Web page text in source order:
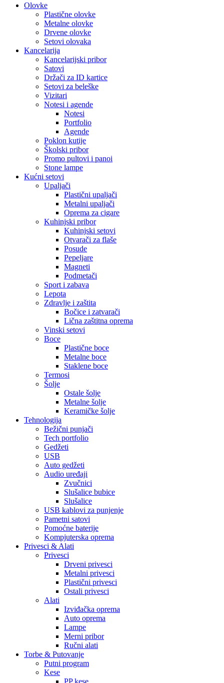
Olovke
Plastične olovke
Metalne olovke
Drvene olovke
Setovi olovaka
Kancelarija
Kancelarijski pribor
Satovi
Držači za ID kartice
Setovi za beleške
Vizitari
Notesi i agende
Notesi
Portfolio
Agende
Poklon kutije
Školski pribor
Promo pultovi i panoi
Stone lampe
Kućni setovi
Upaljači
Plastični upaljači
Metalni upaljači
Oprema za cigare
Kuhinjski pribor
Kuhinjski setovi
Otvarači za flaše
Posude
Pepeljare
Magneti
Podmetači
Sport i zabava
Lepota
Zdravlje i zaštita
Bočice i zatvarači
Lična zaštitna oprema
Vinski setovi
Boce
Plastične boce
Metalne boce
Staklene boce
Termosi
Šolje
Ostale šolje
Metalne šolje
Keramičke šolje
Tehnologija
Bežični punjači
Tech portfolio
Gedžeti
USB
Auto gedžeti
Audio uređaji
Zvučnici
Slušalice bubice
Slušalice
USB kablovi za punjenje
Pametni satovi
Pomoćne baterije
Kompjuterska oprema
Privesci & Alati
Privesci
Drveni privesci
Metalni privesci
Plastični privesci
Ostali privesci
Alati
Izviđačka oprema
Auto oprema
Lampe
Merni pribor
Ručni alati
Torbe & Putovanje
Putni program
Kese
PP kese